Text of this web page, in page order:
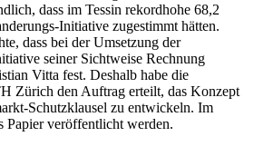
dass im Tessin rekordhohe 68,2
Initiative zugestimmt hätten.
dass bei der Umsetzung der
seiner Sichtweise Rechnung
Vitta fest. Deshalb habe die
Zürich den Auftrag erteilt, das Konzept
Schutzklausel zu entwickeln. Im
Papier veröffentlicht werden.